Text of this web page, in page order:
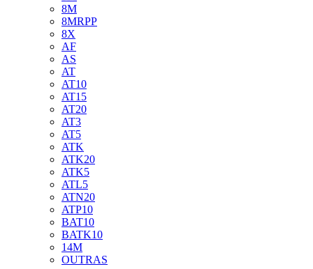
8M
8MRPP
8X
AF
AS
AT
AT10
AT15
AT20
AT3
AT5
ATK
ATK20
ATK5
ATL5
ATN20
ATP10
BAT10
BATK10
14M
OUTRAS